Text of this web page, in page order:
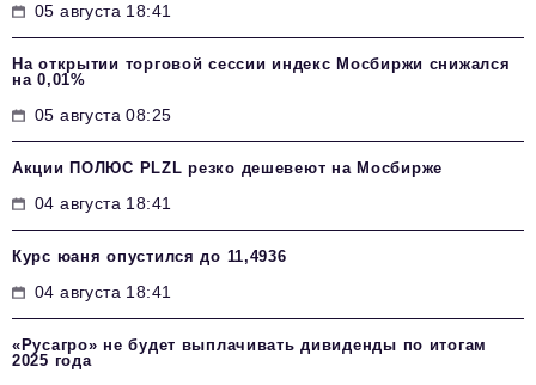
05 августа 18:41
На открытии торговой сессии индекс Мосбиржи снижался
на 0,01%
05 августа 08:25
Акции ПОЛЮС PLZL резко дешевеют на Мосбирже
04 августа 18:41
Курс юаня опустился до 11,4936
04 августа 18:41
«Русагро» не будет выплачивать дивиденды по итогам
2025 года